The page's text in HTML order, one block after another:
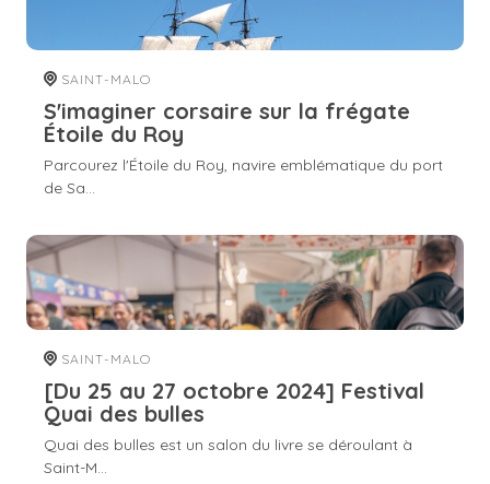
SAINT-MALO
S'imaginer corsaire sur la frégate
Étoile du Roy
Parcourez l'Étoile du Roy, navire emblématique du port
de Sa...
SAINT-MALO
[Du 25 au 27 octobre 2024] Festival
Quai des bulles
Quai des bulles est un salon du livre se déroulant à
Saint-M...